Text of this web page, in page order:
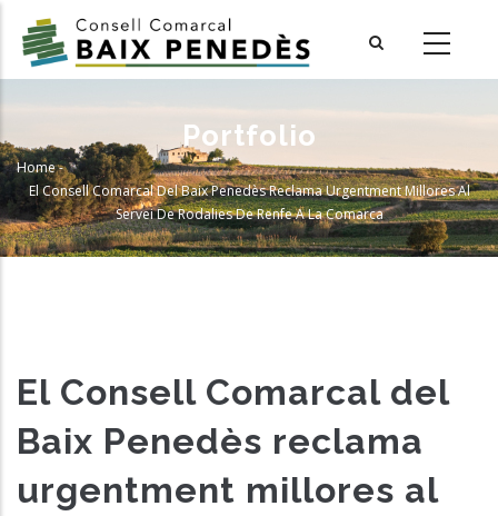
main
Portfolio
Breadcrumb
Home-
El Consell Comarcal Del Baix Penedès Reclama Urgentment Millores Al
Servei De Rodalies De Renfe A La Comarca
El Consell Comarcal del
Baix Penedès reclama
urgentment millores al